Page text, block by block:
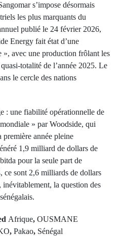
s’impose désormais
les plus marquants du
publié le 24 février 2026,
Energy fait état d’une
», avec une production frôlant les
totalité de l’année 2025. Le
le cercle des nations
: une fiabilité opérationnelle de
» par Woodside, qui
année pleine
1,9 milliard de dollars de
pour la seule part de
ce sont 2,6 milliards de dollars
la question des
Afrique,OUSMANE
,Pakao, Sénégal